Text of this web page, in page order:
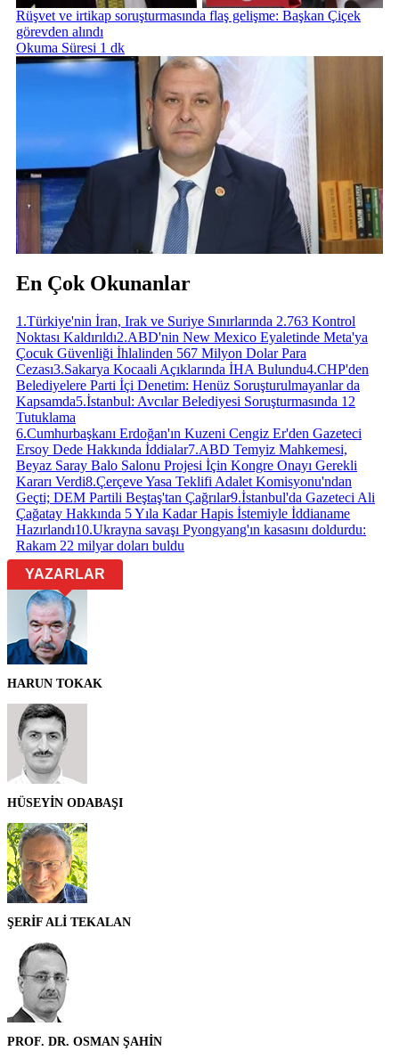
Rüşvet ve irtikap soruşturmasında flaş gelişme: Başkan Çiçek
görevden alındı
Okuma Süresi 1 dk
En Çok Okunanlar
1 .Türkiye'nin İran, Irak ve Suriye Sınırlarında 2.763 Kontrol
Noktası Kaldırıldı2.ABD'nin New Mexico Eyaletinde Meta'ya
Çocuk Güvenliği İhlalinden 567 Milyon Dolar Para
Cezası3.Sakarya Kocaali Açıklarında İHA Bulundu4.CHP'den
Belediyelere Parti İçi Denetim: Henüz Soruşturulmayanlar da
Kapsamda5.İstanbul: Avcılar Belediyesi Soruşturmasında 12
Tutuklama
6.Cumhurbaşkanı Erdoğan'ın Kuzeni Cengiz Er'den Gazeteci
Ersoy Dede Hakkında İddialar7.ABD Temyiz Mahkemesi,
Beyaz Saray Balo Salonu Projesi İçin Kongre Onayı Gerekli
Kararı Verdi8.Çerçeve Yasa Teklifi Adalet Komisyonu'ndan
Geçti; DEM Partili Beştaş'tan Çağrılar9.İstanbul'da Gazeteci Ali
Çağatay Hakkında 5 Yıla Kadar Hapis İstemiyle İddianame
Hazırlandı10.Ukrayna savaşı Pyongyang'ın kasasını doldurdu:
Rakam 22 milyar doları buldu
YAZARLAR
HARUN TOKAK
HÜSEYİN ODABAŞI
ŞERİF ALİ TEKALAN
PROF. DR. OSMAN ŞAHİN